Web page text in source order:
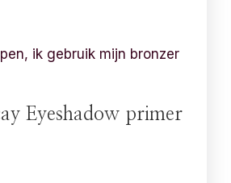
ik gebruik mijn bronzer
Eyeshadow primer